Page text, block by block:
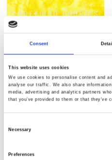
Consent
This website uses cookies
We use cookies to personalise content and
analyse our traffic. We also share
media, advertising and analytics partners
that you’ve provided to them or that they’ve
Necessary
Preferences
Varenr.: 3018-593